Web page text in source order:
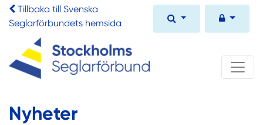
Tillbaka till Svenska
Seglarförbundets hemsida
Nyheter